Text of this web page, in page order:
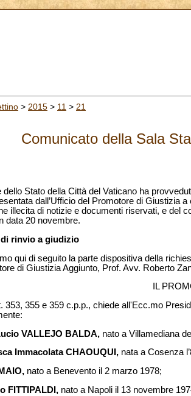
> 2015 > 11 > 21
Comunicato della Sala
dello Stato della Città del Vaticano ha
dall’Ufficio del Promotore di Giustizia
illecita di notizie e documenti riservati, e del
data 20 novembre.
di rinvio a giudizio
qui di seguito la parte dispositiva della
di Giustizia Aggiunto, Prof. Avv. Roberto
IL
353, 355 e 359 c.p.p., chiede all'Ecc.mo
VALLEJO BALDA, nato a Villamediana
Immacolata CHAOUQUI, nata a Cosenza
nato a Benevento il 2 marzo 1978;
FITTIPALDI, nato a Napoli il 13 novembre